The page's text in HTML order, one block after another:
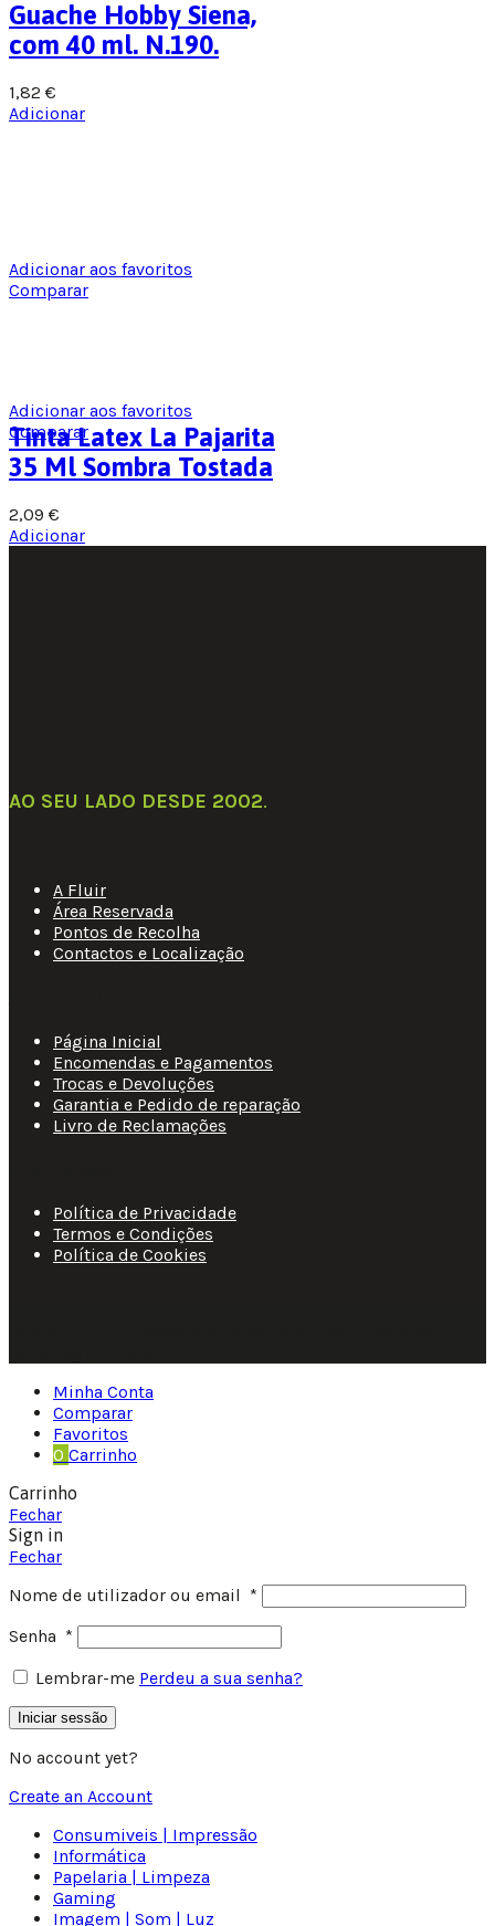
Adicionar aos favoritos
Comparar
Guache Hobby Siena,
com 40 ml. N.190.
1,82 €
Adicionar
Adicionar aos favoritos
Comparar
Tinta Latex La Pajarita
35 Ml Sombra Tostada
2,09 €
Adicionar
AO SEU LADO DESDE 2002.
A Fluir
Área Reservada
Pontos de Recolha
Contactos e Localização
Página Inicial
Encomendas e Pagamentos
Trocas e Devoluções
Garantia e Pedido de reparação
Livro de Reclamações
Política de Privacidade
Termos e Condições
Política de Cookies
Minha Conta
Comparar
Favoritos
0 Carrinho
Carrinho
Fechar
Sign in
Fechar
Nome de utilizador ou email *
Senha *
Lembrar-me Perdeu a sua senha?
Iniciar sessão
No account yet?
Create an Account
Consumiveis | Impressão
Informática
Papelaria | Limpeza
Gaming
Imagem | Som | Luz